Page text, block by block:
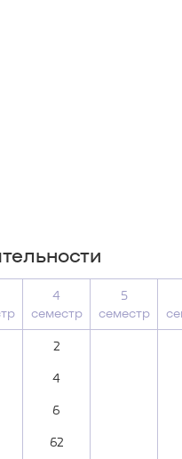
4
семестр
5
семестр
2
4
6
62